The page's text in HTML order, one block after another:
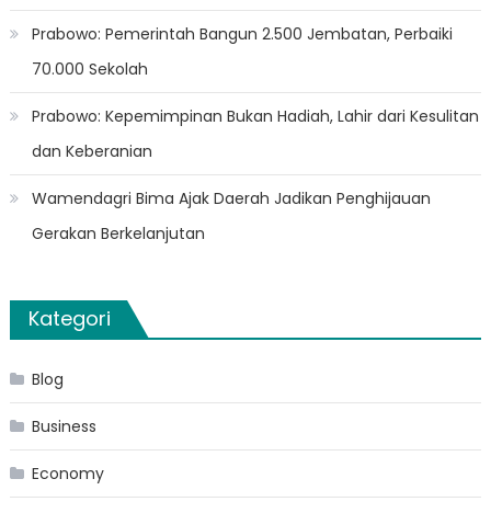
Prabowo: Pemerintah Bangun 2.500 Jembatan, Perbaiki
70.000 Sekolah
Prabowo: Kepemimpinan Bukan Hadiah, Lahir dari Kesulitan
dan Keberanian
Wamendagri Bima Ajak Daerah Jadikan Penghijauan
Gerakan Berkelanjutan
Kategori
Blog
Business
Economy